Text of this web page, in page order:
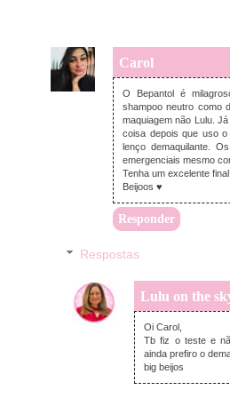
Carol
O Bepantol é
shampoo neutro como
maquiagem não Lulu.
coisa depois que uso
lenço demaquilante.
emergenciais mesmo
Tenha um excelente
Beijoos ♥
Responder
Respostas
Lulu on the
Oi Carol,
Tb fiz o teste e
ainda prefiro o
big beijos